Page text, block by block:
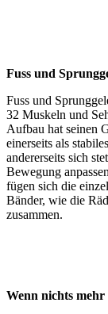
Fuss und
Fuss und
32 Muskeln und
Aufbau hat seinen
einerseits als
andererseits sich
Bewegung
fügen sich die
Bänder, wie die
zusammen.
Wenn nichts mehr